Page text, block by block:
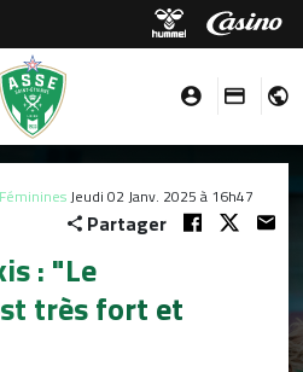
FémininesJeudi 02 Janv. 2025 à 16h47
Partager
: "Le
très fort et